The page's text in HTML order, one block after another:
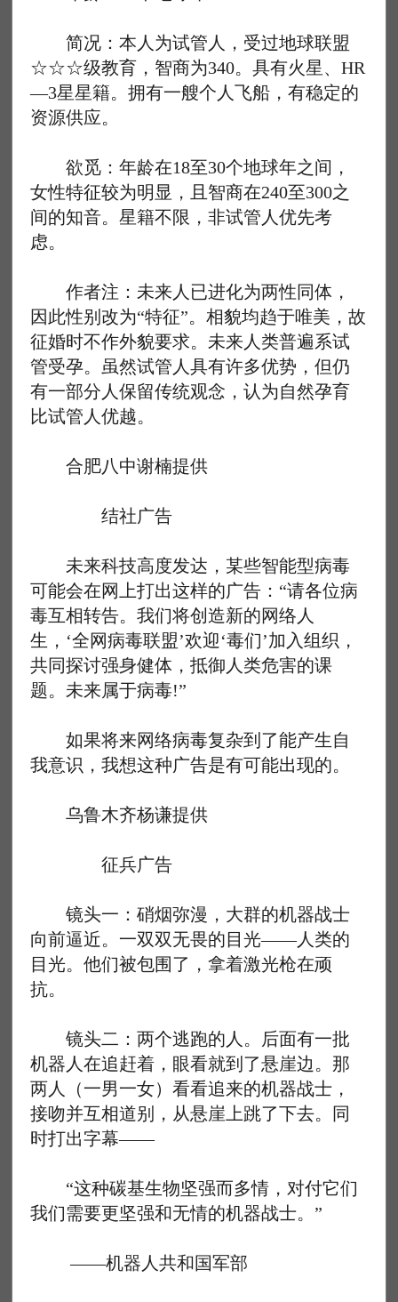
简况：本人为试管人，受过地球联盟
☆☆☆级教育，智商为340。具有火星、HR
—3星星籍。拥有一艘个人飞船，有稳定的
资源供应。
欲觅：年龄在18至30个地球年之间，
女性特征较为明显，且智商在240至300之
间的知音。星籍不限，非试管人优先考
虑。
作者注：未来人已进化为两性同体，
因此性别改为“特征”。相貌均趋于唯美，故
征婚时不作外貌要求。未来人类普遍系试
管受孕。虽然试管人具有许多优势，但仍
有一部分人保留传统观念，认为自然孕育
比试管人优越。
合肥八中谢楠提供
结社广告
未来科技高度发达，某些智能型病毒
可能会在网上打出这样的广告：“请各位病
毒互相转告。我们将创造新的网络人
生，‘全网病毒联盟’欢迎‘毒们’加入组织，
共同探讨强身健体，抵御人类危害的课
题。未来属于病毒!”
如果将来网络病毒复杂到了能产生自
我意识，我想这种广告是有可能出现的。
乌鲁木齐杨谦提供
征兵广告
镜头一：硝烟弥漫，大群的机器战士
向前逼近。一双双无畏的目光——人类的
目光。他们被包围了，拿着激光枪在顽
抗。
镜头二：两个逃跑的人。后面有一批
机器人在追赶着，眼看就到了悬崖边。那
两人（一男一女）看看追来的机器战士，
接吻并互相道别，从悬崖上跳了下去。同
时打出字幕——
“这种碳基生物坚强而多情，对付它们
我们需要更坚强和无情的机器战士。”
——机器人共和国军部